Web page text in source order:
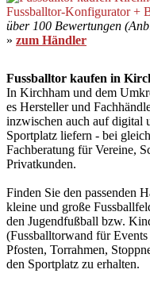
über 100 Bewertungen
» zum Händler
Fussballtor kaufen in
In Kirchham und dem
es Hersteller und
inzwischen auch auf digital
Sportplatz liefern - bei
Fachberatung für Vereine,
Privatkunden.
Finden Sie den passenden
kleine und große
den Jugendfußball bzw.
(Fussballtorwand für
Pfosten, Torrahmen,
den Sportplatz zu erhalten.